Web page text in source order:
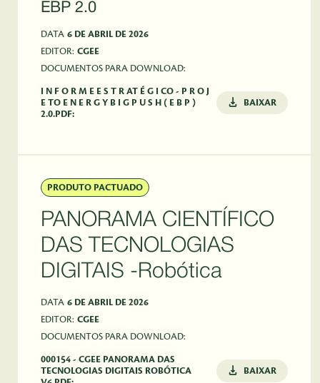
EBP 2.0
DATA 6 DE ABRIL DE 2026
EDITOR: CGEE
DOCUMENTOS PARA DOWNLOAD:
I N F O R M E E S T R AT É G I CO - P R O J
E TO E N E R G Y B I G P U S H ( E B P )
2.0.PDF:
BAIXAR
PRODUTO PACTUADO
PANORAMA CIENTÍFICO
DAS TECNOLOGIAS
DIGITAIS -Robótica
DATA 6 DE ABRIL DE 2026
EDITOR: CGEE
DOCUMENTOS PARA DOWNLOAD:
000154 - CGEE PANORAMA DAS
TECNOLOGIAS DIGITAIS ROBÓTICA
BAIXAR